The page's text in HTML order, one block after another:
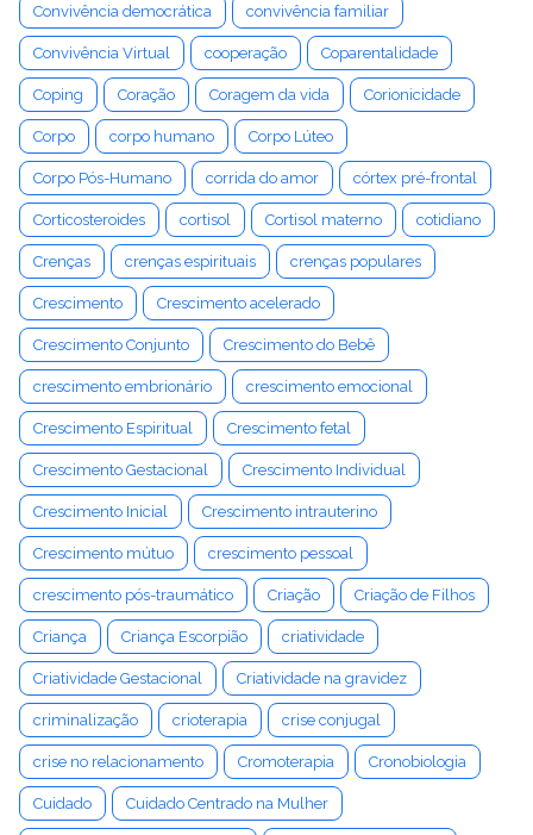
Convivência democrática convivência familiar
Convivência Virtual cooperação Coparentalidade
Coping Coração Coragem da vida Corionicidade
Corpo corpo humano Corpo Lúteo
Corpo Pós-Humano corrida do amor córtex pré-frontal
Corticosteroides cortisol Cortisol materno cotidiano
Crenças crenças espirituais crenças populares
Crescimento Crescimento acelerado
Crescimento Conjunto Crescimento do Bebê
crescimento embrionário crescimento emocional
Crescimento Espiritual Crescimento fetal
Crescimento Gestacional Crescimento Individual
Crescimento Inicial Crescimento intrauterino
Crescimento mútuo crescimento pessoal
crescimento pós-traumático Criação Criação de Filhos
Criança Criança Escorpião criatividade
Criatividade Gestacional Criatividade na gravidez
criminalização crioterapia crise conjugal
crise no relacionamento Cromoterapia Cronobiologia
Cuidado Cuidado Centrado na Mulher